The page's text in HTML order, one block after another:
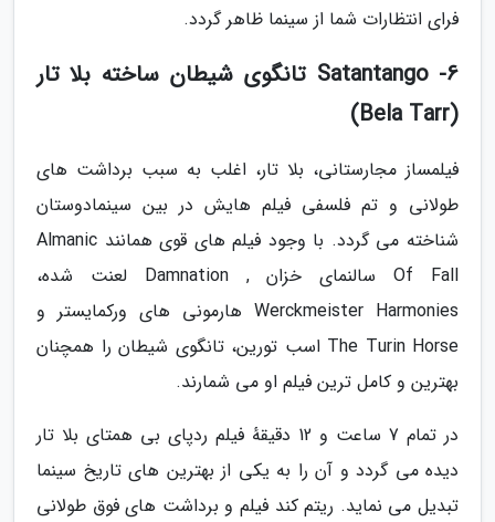
فرای انتظارات شما از سینما ظاهر گردد.
6- Satantango تانگوی شیطان ساخته بلا تار
(Bela Tarr)
فیلمساز مجارستانی، بلا تار، اغلب به سبب برداشت های
طولانی و تم فلسفی فیلم هایش در بین سینمادوستان
شناخته می گردد. با وجود فیلم های قوی همانند Almanic
Of Fall سالنمای خزان , Damnation لعنت شده،
Werckmeister Harmonies هارمونی های ورکمایستر و
The Turin Horse اسب تورین، تانگوی شیطان را همچنان
بهترین و کامل ترین فیلم او می شمارند.
در تمام 7 ساعت و 12 دقیقهٔ فیلم ردپای بی همتای بلا تار
دیده می گردد و آن را به یکی از بهترین های تاریخ سینما
تبدیل می نماید. ریتم کند فیلم و برداشت های فوق طولانی